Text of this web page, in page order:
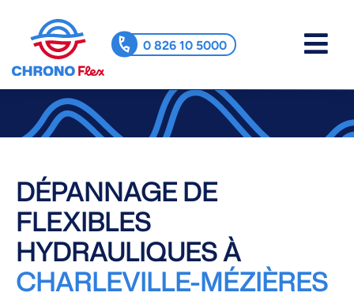
0 826 10 5000
DÉPANNAGE DE
FLEXIBLES
HYDRAULIQUES À
CHARLEVILLE-MÉZIÈRES